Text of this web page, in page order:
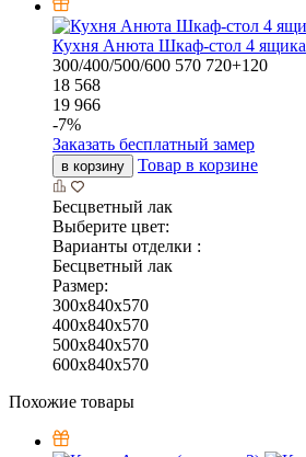
Кухня Анюта Шкаф-стол 4 ящика
300/400/500/600 570 720+120
18 568
19 966
-7%
Заказать бесплатный замер
в корзину Товар в корзине
Бесцветный лак
Выберите цвет:
Варианты отделки :
Бесцветный лак
Размер:
300x840x570
400x840x570
500x840x570
600x840x570
Похожие товары